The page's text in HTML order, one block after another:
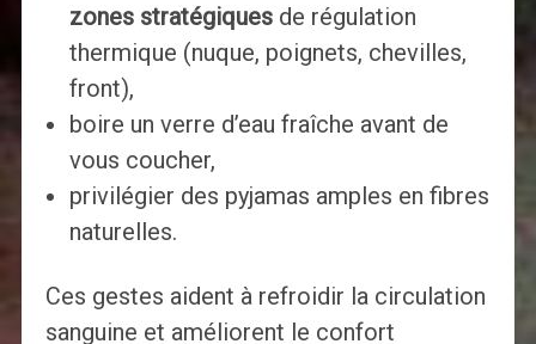
zones stratégiquesde régulation
thermique (nuque, poignets, chevilles,
front),
boire un verre d’eau fraîche avant de
vous coucher,
privilégier des pyjamas amples en fibres
naturelles.
Ces gestes aident à refroidir la circulation
sanguine et améliorent le confort